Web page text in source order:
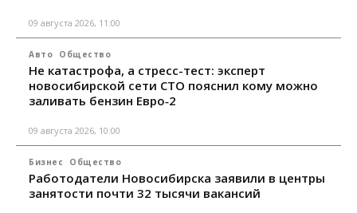
09 августа 2026, 11:00
Авто Общество
Не катастрофа, а стресс-тест: эксперт
новосибирской сети СТО пояснил кому можно
заливать бензин Евро‑2
09 августа 2026, 10:00
Бизнес Общество
Работодатели Новосибирска заявили в центры
занятости почти 32 тысячи вакансий